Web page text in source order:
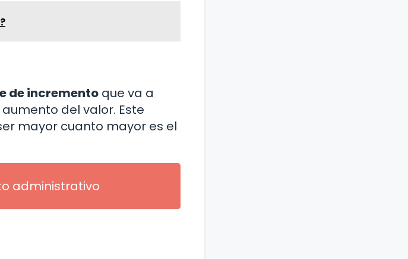
de incremento que va a
del valor. Este
mayor cuanto mayor es el
administrativo